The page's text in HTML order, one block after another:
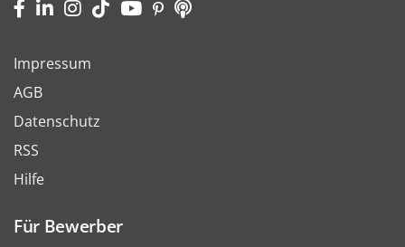
Impressum
AGB
Datenschutz
RSS
Hilfe
Für Bewerber